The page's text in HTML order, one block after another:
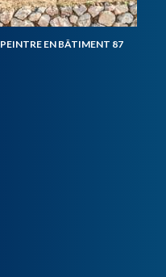
PEINTRE EN BÂTIMENT 87